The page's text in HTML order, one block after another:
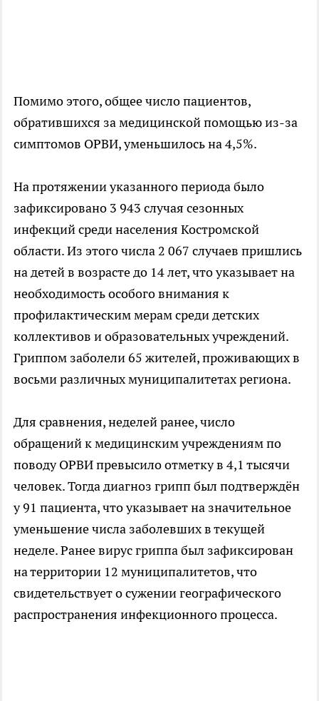
Помимо этого, общее число пациентов,
обратившихся за медицинской помощью из-за
симптомов ОРВИ, уменьшилось на 4,5%.
На протяжении указанного периода было
зафиксировано 3 943 случая сезонных
инфекций среди населения Костромской
области. Из этого числа 2 067 случаев пришлись
на детей в возрасте до 14 лет, что указывает на
необходимость особого внимания к
профилактическим мерам среди детских
коллективов и образовательных учреждений.
Гриппом заболели 65 жителей, проживающих в
восьми различных муниципалитетах региона.
Для сравнения, неделей ранее, число
обращений к медицинским учреждениям по
поводу ОРВИ превысило отметку в 4,1 тысячи
человек. Тогда диагноз грипп был подтверждён
у 91 пациента, что указывает на значительное
уменьшение числа заболевших в текущей
неделе. Ранее вирус гриппа был зафиксирован
на территории 12 муниципалитетов, что
свидетельствует о сужении географического
распространения инфекционного процесса.